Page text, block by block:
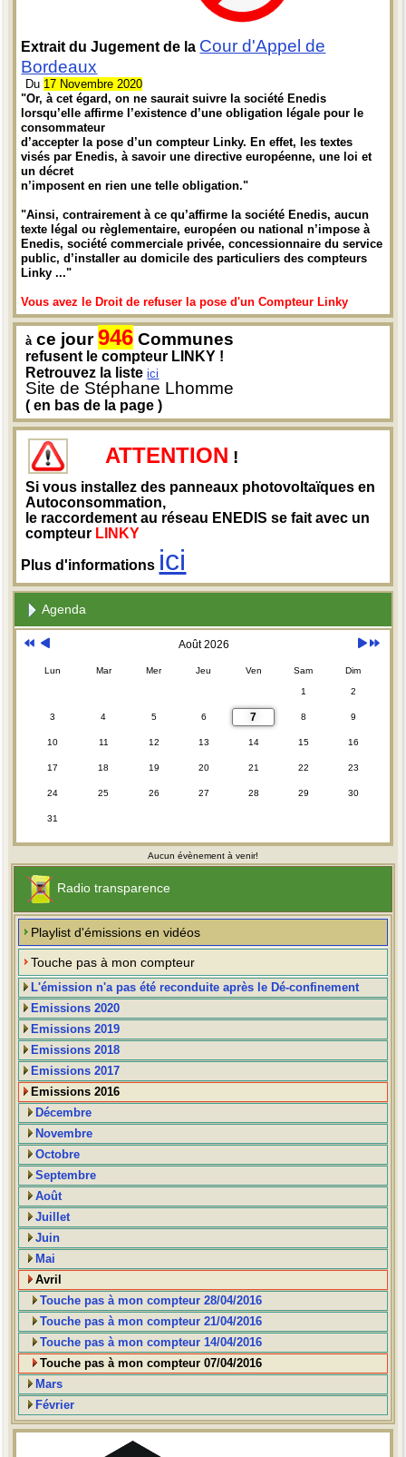
Extrait du Jugement de la Cour d'Appel de
Bordeaux
Du 17 Novembre 2020
"Or, à cet égard, on ne saurait suivre la société Enedis
lorsqu’elle affirme l’existence d’une obligation légale pour le
consommateur
d’accepter la pose d’un compteur Linky. En effet, les textes
visés par Enedis, à savoir une directive européenne, une loi et
un décret
n’imposent en rien une telle obligation."
"Ainsi, contrairement à ce qu’affirme la société Enedis, aucun
texte légal ou règlementaire, européen ou national n’impose à
Enedis, société commerciale privée, concessionnaire du service
public, d’installer au domicile des particuliers des compteurs
Linky ..."
Vous avez le Droit de refuser la pose d'un Compteur Linky
à ce jour946 Communes
refusent le compteur LINKY !
Retrouvez la listeici
Site de Stéphane Lhomme
( en bas de la page )
ATTENTION !
Si vous installez des panneaux photovoltaïques en
Autoconsommation,
le raccordement au réseau ENEDIS se fait avec un
compteur LINKY
Plus d'informations ici
Agenda
Août 2026
Lun Mar Mer Jeu Ven Sam Dim
1 2
3 4 5 6 7 8 9
10 11 12 13 14 15 16
17 18 19 20 21 22 23
24 25 26 27 28 29 30
31
Aucun évènement à venir!
Radio transparence
Playlist d'émissions en vidéos
Touche pas à mon compteur
L'émission n'a pas été reconduite après le Dé-confinement
Emissions 2020
Emissions 2019
Emissions 2018
Emissions 2017
Emissions 2016
Décembre
Novembre
Octobre
Septembre
Août
Juillet
Juin
Mai
Avril
Touche pas à mon compteur 28/04/2016
Touche pas à mon compteur 21/04/2016
Touche pas à mon compteur 14/04/2016
Touche pas à mon compteur 07/04/2016
Mars
Février